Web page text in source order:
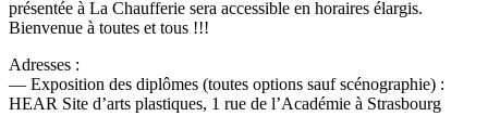
présentée à La Chaufferie sera accessible en horaires élargis.
Bienvenue à toutes et tous !!!
Adresses :
— Exposition des diplômes (toutes options sauf scénographie) :
HEAR Site d’arts plastiques, 1 rue de l’Académie à Strasbourg